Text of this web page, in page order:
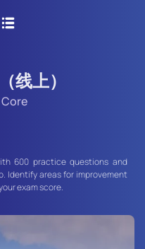
线上）
600 practice questions and
Identify areas for improvement
exam score.